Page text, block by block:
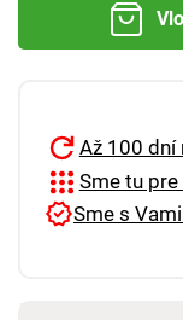
Až 100 dní
Sme tu
Sme s